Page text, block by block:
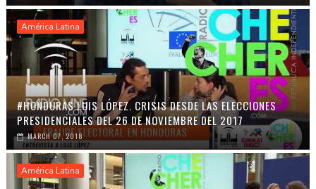
América Latina
#HONDURAS LUIS LÓPEZ. CRISIS DESDE LAS ELECCIONES
PRESIDENCIALES DEL 26 DE NOVIEMBRE DEL 2017
MARCH 07, 2018
América Latina